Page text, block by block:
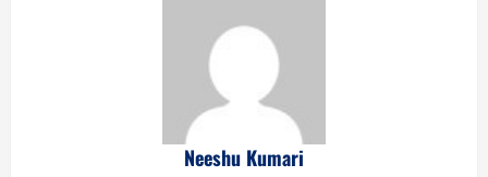
Neeshu Kumari